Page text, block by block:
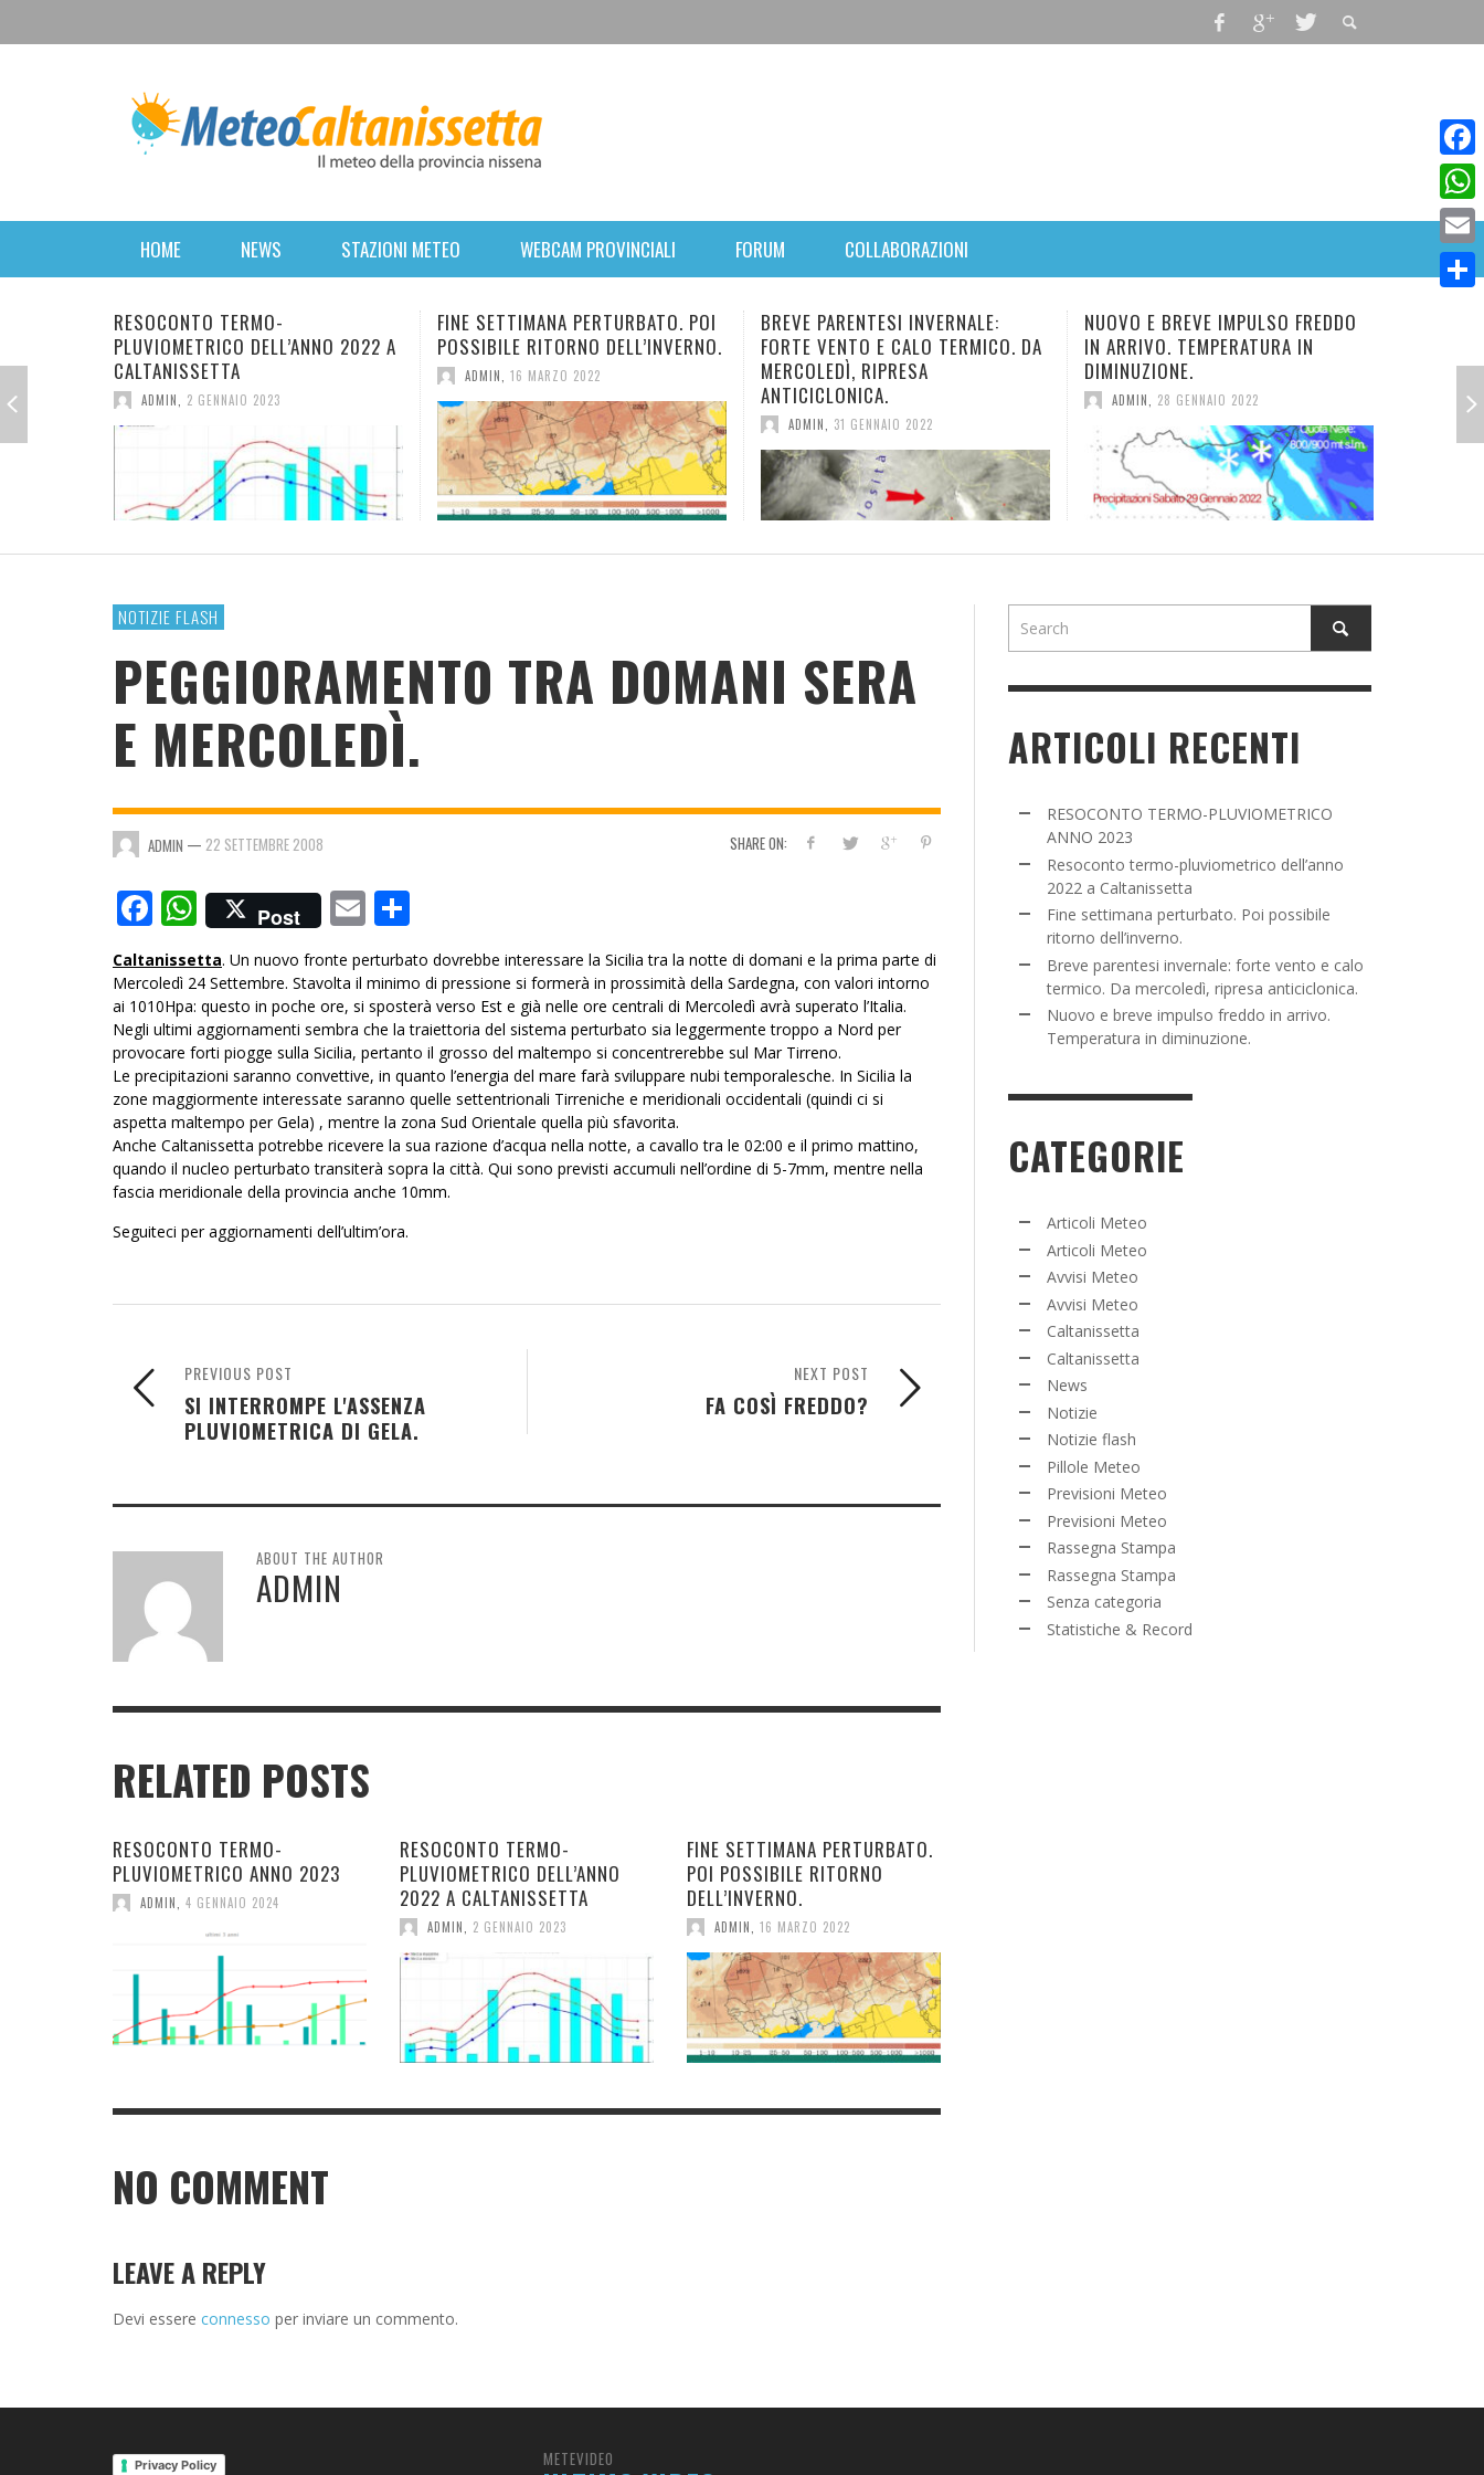
HOME NEWS
2023
DELL’ANNO 2022 A CALTANISSETTA
RITORNO DELL’INVERNO.
STAZIONI METEO WEBCAM PROVINCIALI FORUM COLLABORAZIONI
DELL’ANNO 2022 A
GENNAIO 2023
FINE SETTIMANA PERTURBATO. POI
POSSIBILE RITORNO DELL’INVERNO.
BREVE PARENTESI INVERNALE:
FORTE VENTO E CALO TERMICO. DA
MERCOLEDÌ, RIPRESA
ANTICICLONICA.
ADMIN, 31 GENNAIO 2022
NUOVO E BREVE IMPULSO FREDDO
IN ARRIVO. TEMPERATURA IN
DIMINUZIONE.
28 GENNAIO 2022
CEDIMENTO DELL’ANTICICLONE,
TORNA L’INVERNO.
NOTIZIE FLASH
PEGGIORAMENTO TRA DOMANI SERA
E MERCOLEDÌ.
SHARE ON:
ADMIN — 22 SETTEMBRE 2008
Facebook
WhatsApp
Post Email
Caltanissetta. Un nuovo fronte perturbato dovrebbe interessare la Sicilia tra la notte di domani e la prima parte di
Mercoledì 24 Settembre. Stavolta il minimo di pressione si formerà in prossimità della Sardegna, con valori intorno
ai 1010Hpa: questo in poche ore, si sposterà verso Est e già nelle ore centrali di Mercoledì avrà superato l’Italia.
Negli ultimi aggiornamenti sembra che la traiettoria del sistema perturbato sia leggermente troppo a Nord per
provocare forti piogge sulla Sicilia, pertanto il grosso del maltempo si concentrerebbe sul Mar Tirreno.
Le precipitazioni saranno convettive, in quanto l’energia del mare farà sviluppare nubi temporalesche. In Sicilia la
zone maggiormente interessate saranno quelle settentrionali Tirreniche e meridionali occidentali (quindi ci si
aspetta maltempo per Gela) , mentre la zona Sud Orientale quella più sfavorita.
Anche Caltanissetta potrebbe ricevere la sua razione d’acqua nella notte, a cavallo tra le 02:00 e il primo mattino,
quando il nucleo perturbato transiterà sopra la città. Qui sono previsti accumuli nell’ordine di 5-7mm, mentre nella
fascia meridionale della provincia anche 10mm.
Seguiteci per aggiornamenti dell’ultim’ora.
NEXT POST
FA COSÌ FREDDO?
PREVIOUS POST
SI INTERROMPE L'ASSENZA
PLUVIOMETRICA DI GELA.
ABOUT THE AUTHOR
ADMIN
RELATED POSTS
RESOCONTO TERMO-
PLUVIOMETRICO ANNO 2023
ADMIN 4 GENNAIO 2024
RESOCONTO TERMO-
PLUVIOMETRICO DELL’ANNO
2022 A CALTANISSETTA
ADMIN 2 GENNAIO 2023
FINE SETTIMANA PERTURBATO.
POI POSSIBILE RITORNO
DELL’INVERNO.
ADMIN 16 MARZO 2022
NO COMMENT
LEAVE A REPLY
Devi essere connesso per inviare un commento.
ARTICOLI RECENTI
RESOCONTO TERMO-PLUVIOMETRICO
ANNO 2023
Resoconto termo-pluviometrico dell’anno
2022 a Caltanissetta
Fine settimana perturbato. Poi possibile
ritorno dell’inverno.
Breve parentesi invernale: forte vento e calo
termico. Da mercoledì, ripresa anticiclonica.
Nuovo e breve impulso freddo in arrivo.
Temperatura in diminuzione.
CATEGORIE
Articoli Meteo
Articoli Meteo
Avvisi Meteo
Avvisi Meteo
Caltanissetta
Caltanissetta
News
Notizie
Notizie flash
Pillole Meteo
Previsioni Meteo
Previsioni Meteo
Rassegna Stampa
Rassegna Stampa
Senza categoria
Statistiche & Record
Privacy Policy METEVIDEO
Email